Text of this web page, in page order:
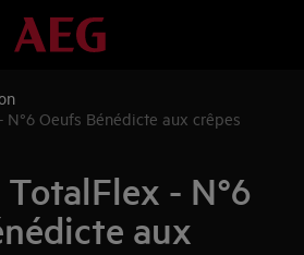
N°6 Oeufs Bénédicte aux crêpes
- N°6
aux